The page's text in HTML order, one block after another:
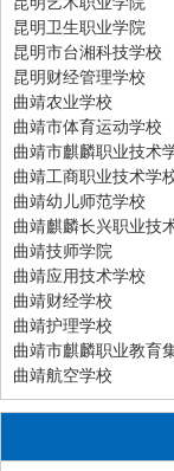
昆明卫生职业学院
昆明市台湘科技学校
昆明财经管理学校
曲靖农业学校
曲靖市体育运动学校
曲靖市麒麟职业技术
曲靖工商职业技术学
曲靖幼儿师范学校
曲靖麒麟长兴职业技
曲靖技师学院
曲靖应用技术学校
曲靖财经学校
曲靖护理学校
曲靖市麒麟职业教育
曲靖航空学校